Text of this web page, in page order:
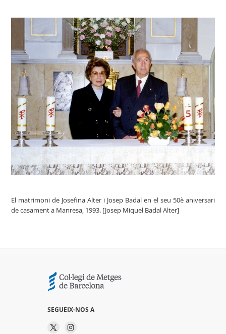
El matrimoni de Josefina Alter i Josep Badal en el seu 50è aniversari
de casament a Manresa, 1993. [Josep Miquel Badal Alter]
SEGUEIX-NOS A